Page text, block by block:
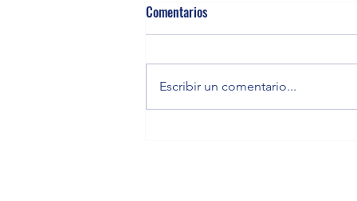
Comentarios
Escribir un comentario...